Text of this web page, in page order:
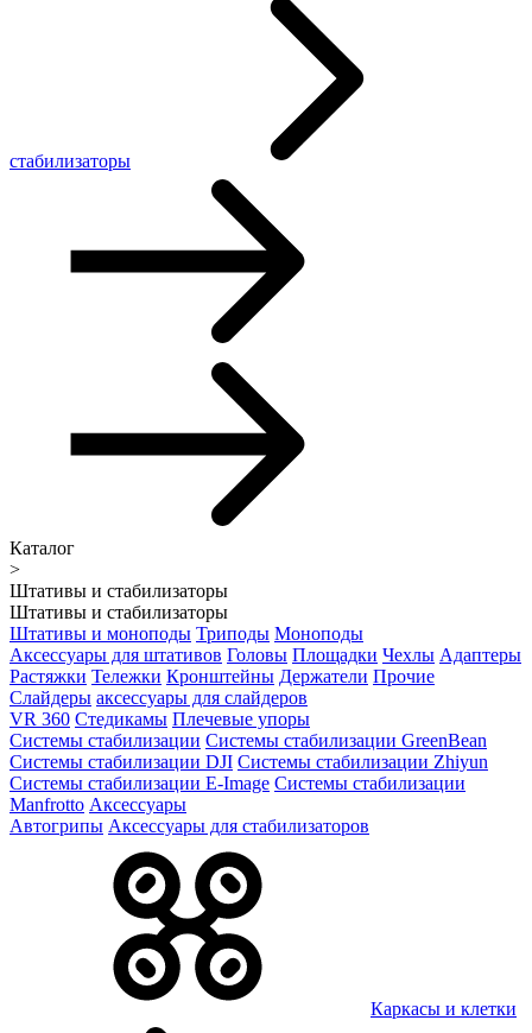
стабилизаторы
Каталог
>
Штативы и стабилизаторы
Штативы и стабилизаторы
Штативы и моноподы Триподы Моноподы
Аксессуары для штативов Головы Площадки Чехлы Адаптеры
Растяжки Тележки Кронштейны Держатели Прочие
Слайдеры аксессуары для слайдеров
VR 360 Стедикамы Плечевые упоры
Системы стабилизации Системы стабилизации GreenBean
Системы стабилизации DJI Системы стабилизации Zhiyun
Системы стабилизации E-Image Системы стабилизации
Manfrotto Аксессуары
Автогрипы Аксессуары для стабилизаторов
Каркасы и клетки